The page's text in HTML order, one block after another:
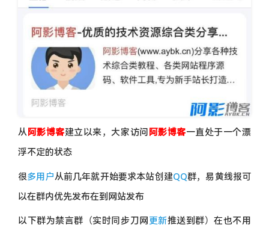
从阿影博客建立以来，大家访问 阿影博客一直处于一个漂
浮不定的状态
很多用户从前几年就开始要求本站创建QQ群，易黄线报可
以在群内优先发布在到网站发布
以下群为禁言群（实时同步刀网 更新推送到群）在也不用